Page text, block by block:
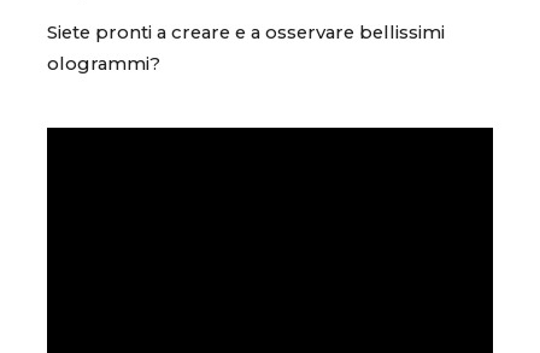
Siete pronti a creare e a osservare bellissimi
ologrammi?